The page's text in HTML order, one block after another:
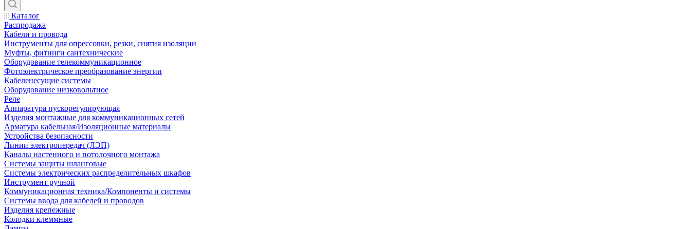
Каталог
Распродажа
Кабели и провода
Инструменты для опрессовки, резки, снятия изоляции
Муфты, фитинги сантехнические
Оборудование телекоммуникационное
Фотоэлектрическое преобразование энергии
Кабеленесущие системы
Оборудование низковольтное
Реле
Аппаратура пускорегулирующая
Изделия монтажные для коммуникационных сетей
Арматура кабельная/Изоляционные материалы
Устройства безопасности
Линии электропередач (ЛЭП)
Каналы настенного и потолочного монтажа
Системы защиты шланговые
Системы электрических распределительных шкафов
Инструмент ручной
Коммуникационная техника/Компоненты и системы
Системы ввода для кабелей и проводов
Изделия крепежные
Колодки клеммные